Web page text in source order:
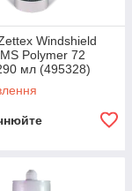
то ми
цих
по всій
Windshield
Polymer 72
мл (495328)